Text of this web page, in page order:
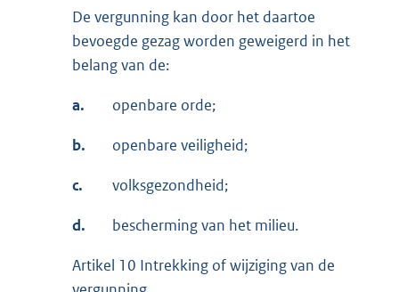
De vergunning kan door het daartoe
bevoegde gezag worden geweigerd in het
belang van de:
a. openbare orde;
b. openbare veiligheid;
c. volksgezondheid;
d. bescherming van het milieu.
Artikel 10 Intrekking of wijziging van de